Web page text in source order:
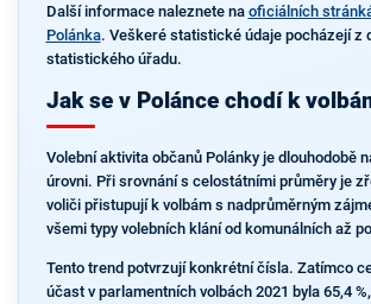
Další informace naleznete na oficiálních
Polánka. Veškeré statistické údaje pocházejí z
statistického úřadu.
Jak se v Polánce chodí k
Volební aktivita občanů Polánky je dlouhodobě
úrovni. Při srovnání s celostátními průměry je
voliči přistupují k volbám s nadprůměrným
všemi typy volebních klání od komunálních až
Tento trend potvrzují konkrétní čísla. Zatímco
účast v parlamentních volbách 2021 byla 65,4